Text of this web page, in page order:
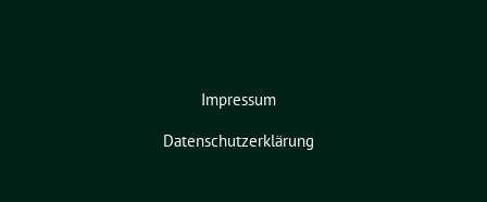
Impressum
Datenschutzerklärung